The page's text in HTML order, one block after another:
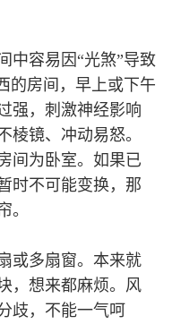
中容易因“光煞”导致
的房间，早上或下午
强，刺激神经影响
棱镜、冲动易怒。
间为卧室。如果已
时不可能变换，那
。
或多扇窗。本来就
，想来都麻烦。风
歧，不能一气呵